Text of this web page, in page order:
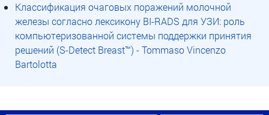
Классификация очаговых поражений молочной
железы согласно лексикону BI-RADS для УЗИ: роль
компьютеризованной системы поддержки принятия
решений (S-Detect Breast™) - Tommaso Vincenzo
Bartolotta